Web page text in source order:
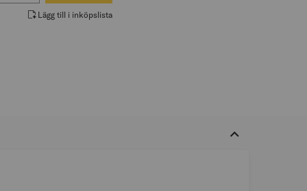
Lägg till i inköpslista